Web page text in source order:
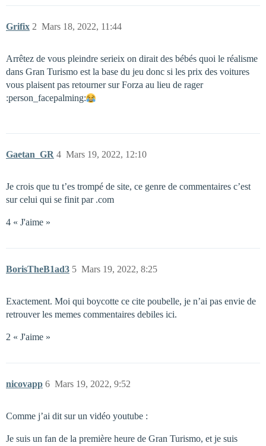
Grifix Mars 18, 2022, 11:44
2
Arrêtez de vous pleindre serieix on dirait des bébés quoi le réalisme
dans Gran Turismo est la base du jeu donc si les prix des voitures
vous plaisent pas retourner sur Forza au lieu de rager​
:person_facepalming:
Gaetan_GR Mars 19, 2022, 12:10
4
Je crois que tu t’es trompé de site, ce genre de commentaires c’est
sur celui qui se finit par .com
4 « J'aime »
BorisTheB1ad3 Mars 19, 2022, 8:25
5
Exactement. Moi qui boycotte ce cite poubelle, je n’ai pas envie de
retrouver les memes commentaires debiles ici.
2 « J'aime »
nicovapp Mars 19, 2022, 9:52
6
Comme j’ai dit sur un vidéo youtube :
Je suis un fan de la première heure de Gran Turismo, et je suis